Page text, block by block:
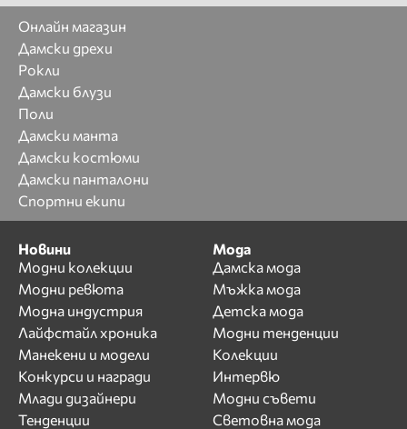
Онлайн магазин
Дамски дрехи
Рокли
Дамски блузи
Поли
Дамски манта
Дамски костюми
Дамски панталони
Спортни екипи
Новини
Модни колекции
Модни ревюта
Модна индустрия
Лайфстайл хроника
Манекени и модели
Конкурси и награди
Млади дизайнери
Тенденции
Мода
Дамска мода
Мъжка мода
Детска мода
Модни тенденции
Колекции
Интервю
Модни съвети
Световна мода